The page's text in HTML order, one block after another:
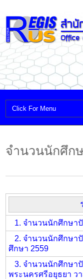
จำนวนนักศึก
1. จำนวนนักศึกษา
2. จำนวนนักศึกษา
ศึกษา 2559
3. จำนวนนักศึกษา
พระนครศรีอยุธยา ว